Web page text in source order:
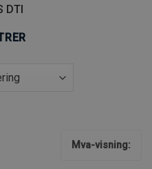
DTI
Mva-visning: